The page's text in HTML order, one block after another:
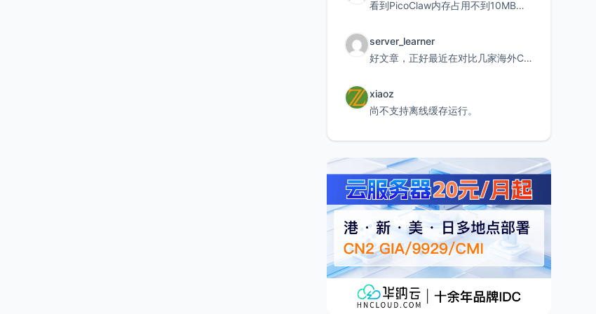
看到PicoClaw内存占用不到10MB这个数据真的很惊喜，确实很适合我这种想用旧设备折腾AI的小白
server_learner
好文章，正好最近在对比几家海外CDN。文中提到CF免费版不支持自定义回源端口和HOST这个痛点太真实
xiaoz
尚不支持离线缓存运行。